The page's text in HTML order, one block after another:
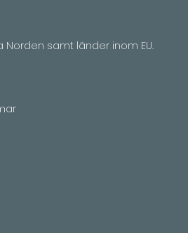
Norden samt länder inom EU.